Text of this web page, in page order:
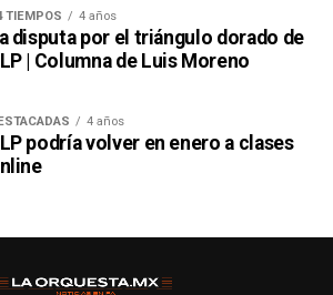
TIEMPOS 4 años
disputa por el triángulo dorado de
| Columna de Luis Moreno
4 años
podría volver en enero a clases